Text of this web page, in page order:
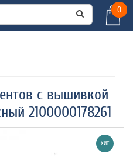
0
с вышивкой
2100000178261
ХИТ